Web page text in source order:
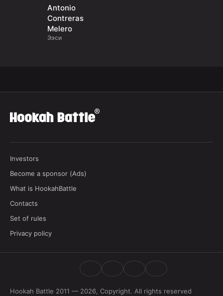
Antonio
Contreras
Melero
Ээси
Investors
Become a sponsor (Ads)
What is HookahBattle
Contacts
Set of rules
Privacy policy
Hookah Battle 2011 — 2026, Copyright. All rights reserved